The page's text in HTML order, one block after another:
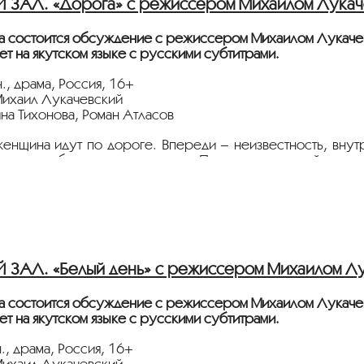
производить бесконтактную оплату услуг,
здоровье,
состоится обсуждение с режиссером Михаилом
на якутском языке с русскими субтитрами.
драма, Россия, 16+
Лукачевский
Тихонова, Роман Атласов
идут по дороге. Впереди – неизвестность,
но как будто давно знакомы. Полуразрушенный дом
прошлого и самими собой, исповедальней и
души? Когда рушится все, к чему ты
рекомендуем до и во время киносеанса носить
производить бесконтактную оплату услуг,
здоровье,
«Белый день» с режиссёром Михаилом
состоится обсуждение с режиссером Михаилом
на якутском языке с русскими субтитрами.
драма, Россия, 16+